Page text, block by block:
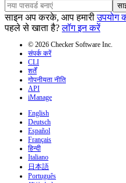
साइन अप करके, आप हमारी उपयोग
पहले से खाता है? लॉग इन करें
© 2026 Checker Software Inc.
संपर्क करें
CLI
शर्तें
गोपनीयता नीति
API
iManage
English
Deutsch
Español
Français
हिन्दी
Italiano
日本語
Português